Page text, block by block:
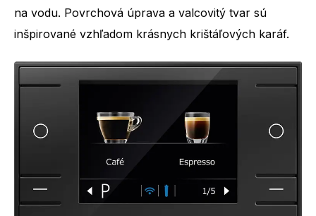
na vodu. Povrchová úprava a valcovitý tvar sú
inšpirované vzhľadom krásnych krištáľových karáf.